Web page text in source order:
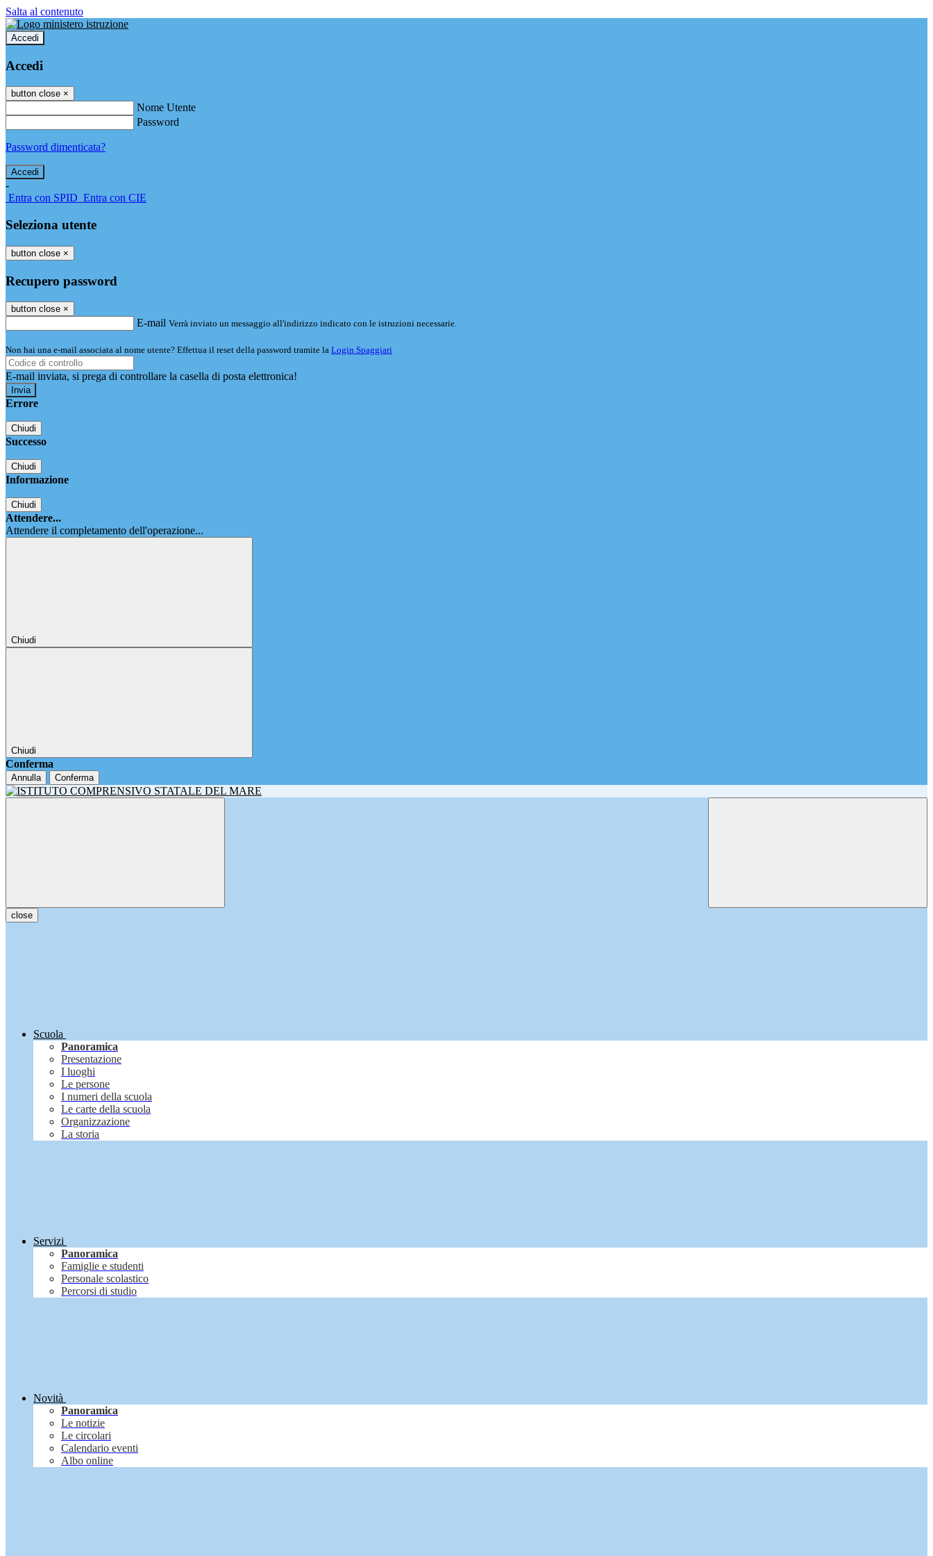
Salta al contenuto
Accedi
Accedi
button close ×
Nome Utente
Password
Password dimenticata?
-
Entra con SPID Entra con CIE
Seleziona utente
button close ×
Recupero password
button close ×
E-mail Verrà inviato un messaggio all'indirizzo indicato con le istruzioni necessarie.
Non hai una e-mail associata al nome utente? Effettua il reset della password tramite la Login Spaggiari
E-mail inviata, si prega di controllare la casella di posta elettronica!
Errore
Chiudi
Successo
Chiudi
Informazione
Chiudi
Attendere...
Attendere il completamento dell'operazione...
Chiudi
Chiudi
Conferma
Annulla Conferma
close
Scuola
Panoramica
Presentazione
I luoghi
Le persone
I numeri della scuola
Le carte della scuola
Organizzazione
La storia
Servizi
Panoramica
Famiglie e studenti
Personale scolastico
Percorsi di studio
Novità
Panoramica
Le notizie
Le circolari
Calendario eventi
Albo online